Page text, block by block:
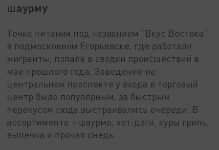
шаурму
Точка питания под названием "Вкус Востока"
в подмосковном Егорьевске, где работали
мигранты, попала в сводки происшествий в
мае прошлого года. Заведение на
центральном проспекте у входа в торговый
центр было популярным, за быстрым
перекусом сюда выстраивались очереди. В
ассортименте – шаурма, хот-доги, куры гриль,
выпечка и прочая снедь.